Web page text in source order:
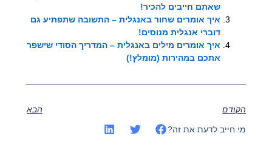
שאתם חייבים להכיר!
איך אומרים שחור באנגלית – התשובה שתפתיע גם
דוברי אנגלית מנוסים!
איך אומרים מילים באנגלית – המדריך הסודי שישפר
אתכם במהירות (מומלץ!)
הקודם הבא
מי חייב לדעת את זה?